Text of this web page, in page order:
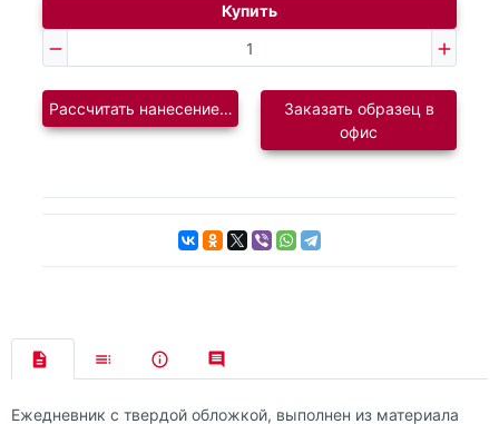
Купить
Рассчитать нанесение логотипаЗаказать образец в
офис
Ежедневник с твердой обложкой, выполнен из материала